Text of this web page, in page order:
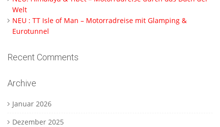
Welt
NEU : TT Isle of Man – Motorradreise mit Glamping &
Eurotunnel
Recent Comments
Archive
Januar 2026
Dezember 2025